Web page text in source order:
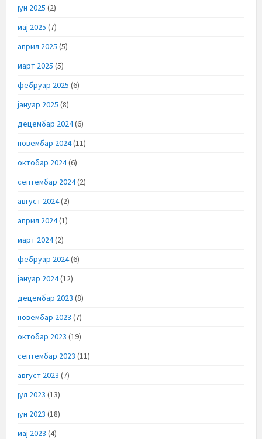
јун 2025 (2)
мај 2025 (7)
април 2025 (5)
март 2025 (5)
фебруар 2025 (6)
јануар 2025 (8)
децембар 2024(6)
новембар 2024(11)
октобар 2024(6)
септембар 2024(2)
август 2024(2)
април 2024(1)
март 2024(2)
фебруар 2024(6)
јануар 2024(12)
децембар 2023 (8)
новембар 2023 (7)
октобар 2023 (19)
септембар 2023 (11)
август 2023 (7)
јул 2023 (13)
јун 2023 (18)
мај 2023 (4)